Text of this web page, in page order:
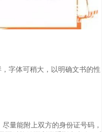
字体可稍大，以明确文书的性
量能附上双方的身份证号码，